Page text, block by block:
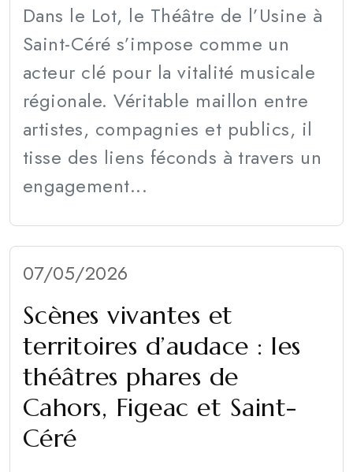
Dans le Lot, le Théâtre de l’Usine à
Saint-Céré s’impose comme un
acteur clé pour la vitalité musicale
régionale. Véritable maillon entre
artistes, compagnies et publics, il
tisse des liens féconds à travers un
engagement...
07/05/2026
Scènes vivantes et
territoires d’audace : les
théâtres phares de
Cahors, Figeac et Saint-
Céré